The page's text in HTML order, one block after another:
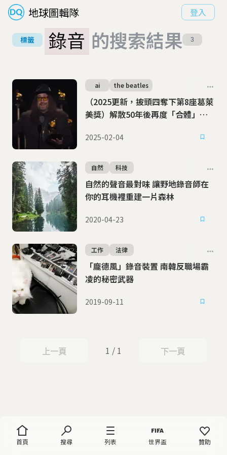
地球圖輯隊 登入
首頁 搜尋 列表 世界盃 贊助
標籤 錄音 的搜索結果 3
（2025更新，披頭四奪下第8座葛萊
美獎）解散50年後再度「合體」！
〈Now And Then〉
ai the beatles
2025-02-04
自然的聲音最對味 讓野地錄音師在
你的耳機裡重建一片森林
自然 科技
2020-04-23
「龐德風」錄音裝置 南韓反職場霸
凌的秘密武器
工作 法律
2019-09-11
上一頁
上一頁 1 / 1 下一頁
下一頁